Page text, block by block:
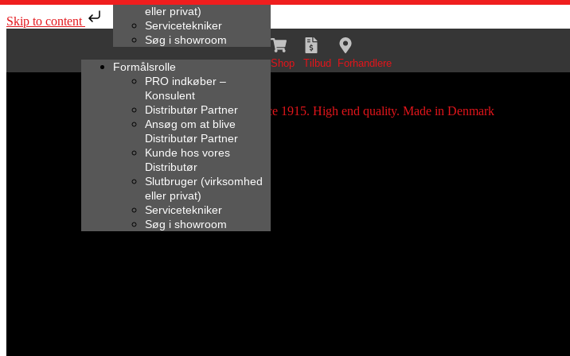
Skip to content
eller privat)
Servicetekniker
Søg i showroom
Formålsrolle
PRO indkøber –
Konsulent
Distributør Partner
Ansøg om at blive
Distributør Partner
Kunde hos vores
Distributør
Slutbruger (virksomhed
eller privat)
Servicetekniker
Søg i showroom
Shop Tilbud Forhandlere